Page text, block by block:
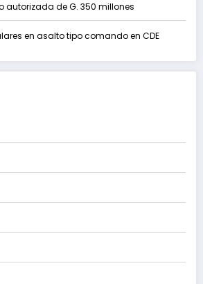
autorizada de G. 350 millones
en asalto tipo comando en CDE